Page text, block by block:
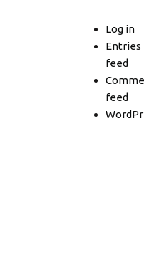
Log in
Entries
feed
feed